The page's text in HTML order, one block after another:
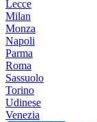
Lecce
Milan
Monza
Napoli
Parma
Roma
Sassuolo
Torino
Udinese
Venezia